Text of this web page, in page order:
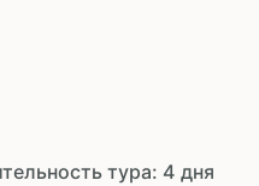
тура: 4 дня